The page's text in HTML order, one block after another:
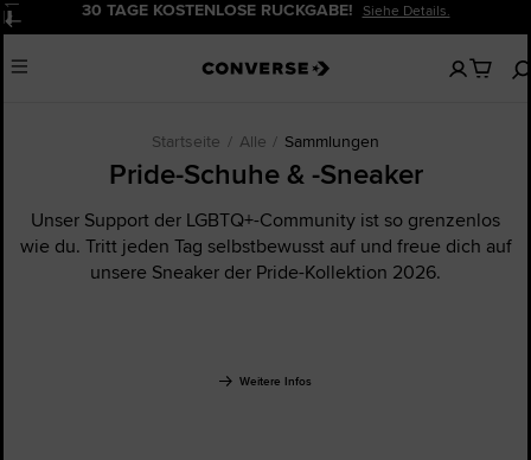
Pause 20% RABATT FÜR NEUKUND: INNEN. Jetzt Anmelden!
Menu
Keine
artikel
Startseite Alle Sammlungen
Pride-Schuhe & -Sneaker
Unser Support der LGBTQ+-Community ist so grenzenlos
wie du. Tritt jeden Tag selbstbewusst auf und freue dich auf
unsere Sneaker der Pride-Kollektion 2026.
Weitere Infos